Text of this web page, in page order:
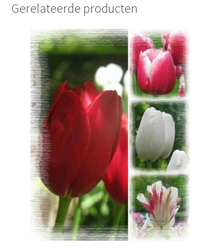
Gerelateerde producten